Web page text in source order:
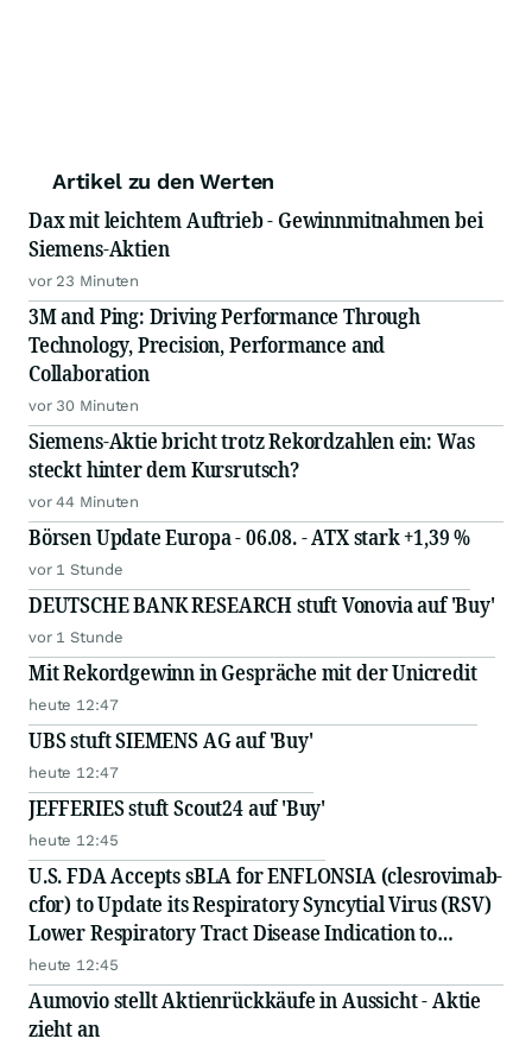
Artikel zu den Werten
Dax mit leichtem Auftrieb - Gewinnmitnahmen bei
Siemens-Aktien
vor 23 Minuten
3M and Ping: Driving Performance Through
Technology, Precision, Performance and
Collaboration
vor 30 Minuten
Siemens-Aktie bricht trotz Rekordzahlen ein: Was
steckt hinter dem Kursrutsch?
vor 44 Minuten
Börsen Update Europa - 06.08. - ATX stark +1,39 %
vor 1 Stunde
DEUTSCHE BANK RESEARCH stuft Vonovia auf 'Buy'
vor 1 Stunde
Mit Rekordgewinn in Gespräche mit der Unicredit
heute 12:47
UBS stuft SIEMENS AG auf 'Buy'
heute 12:47
JEFFERIES stuft Scout24 auf 'Buy'
heute 12:45
U.S. FDA Accepts sBLA for ENFLONSIA (clesrovimab-
cfor) to Update its Respiratory Syncytial Virus (RSV)
Lower Respiratory Tract Disease Indication to
Include Children Under Two Years at Increased Risk
for Severe RSV for Their Second Season
heute 12:45
Aumovio stellt Aktienrückkäufe in Aussicht - Aktie
zieht an